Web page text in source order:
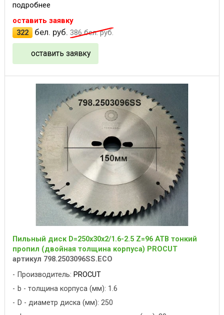
подробнее
оставить заявку
322
бел. руб. 386бел. руб.
оставить заявку
Пильный диск D=250x30x2/1.6-2.5 Z=96 ATB тонкий
пропил (двойная толщина корпуса) PROCUT
артикул 798.2503096SS.ECO
Производитель: PROCUT
b - толщина корпуса (мм): 1.6
D - диаметр диска (мм): 250